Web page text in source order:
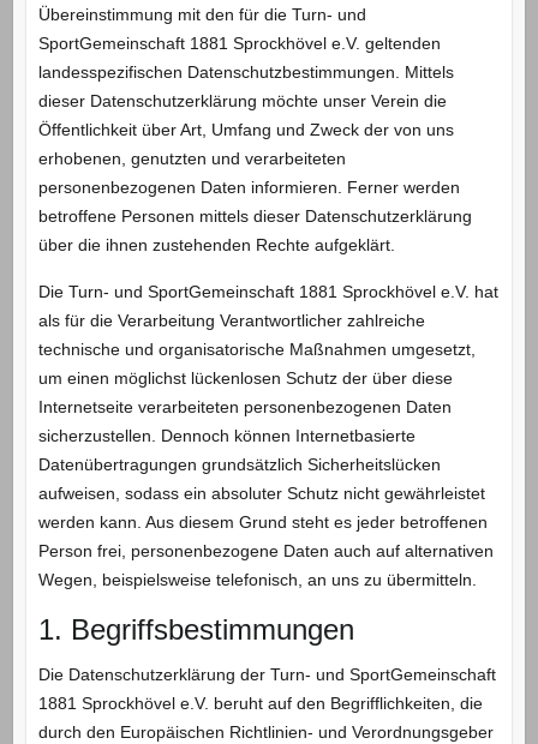
Übereinstimmung mit den für die Turn- und
SportGemeinschaft 1881 Sprockhövel e.V. geltenden
landesspezifischen Datenschutzbestimmungen. Mittels
dieser Datenschutzerklärung möchte unser Verein die
Öffentlichkeit über Art, Umfang und Zweck der von uns
erhobenen, genutzten und verarbeiteten
personenbezogenen Daten informieren. Ferner werden
betroffene Personen mittels dieser Datenschutzerklärung
über die ihnen zustehenden Rechte aufgeklärt.
Die Turn- und SportGemeinschaft 1881 Sprockhövel e.V. hat
als für die Verarbeitung Verantwortlicher zahlreiche
technische und organisatorische Maßnahmen umgesetzt,
um einen möglichst lückenlosen Schutz der über diese
Internetseite verarbeiteten personenbezogenen Daten
sicherzustellen. Dennoch können Internetbasierte
Datenübertragungen grundsätzlich Sicherheitslücken
aufweisen, sodass ein absoluter Schutz nicht gewährleistet
werden kann. Aus diesem Grund steht es jeder betroffenen
Person frei, personenbezogene Daten auch auf alternativen
Wegen, beispielsweise telefonisch, an uns zu übermitteln.
1. Begriffsbestimmungen
Die Datenschutzerklärung der Turn- und SportGemeinschaft
1881 Sprockhövel e.V. beruht auf den Begrifflichkeiten, die
durch den Europäischen Richtlinien- und Verordnungsgeber